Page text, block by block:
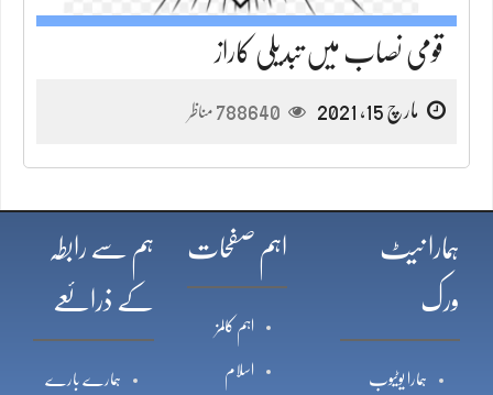
قومی نصاب میں تبدیلی کاراز
مارچ 15, 2021 788640 مناظر
ہمارا نیٹ
ورک
ہمارا یوٹیوب
اہم صفحات
اہم کالمز
اسلام
ہم سے رابطہ
کے ذرائعے
ہمارے بارے